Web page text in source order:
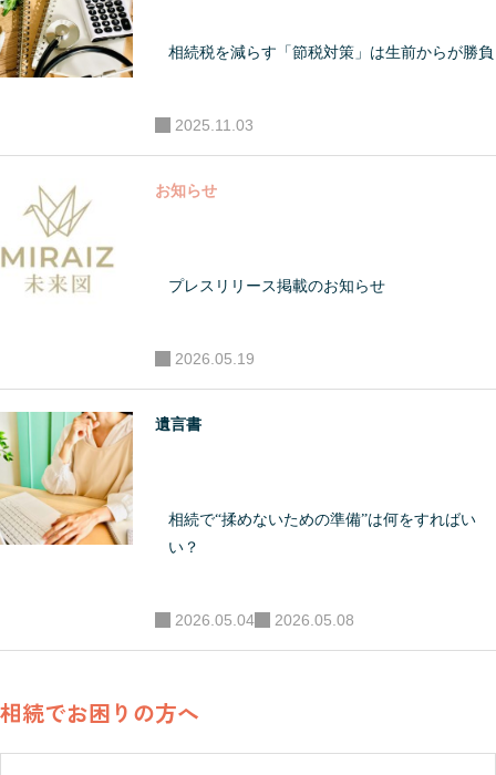
般向け相続セミナーのほ
養成講座を開講。全国の
相続に関わる専門家の教
生命、オリックス生命、
命等、講演実績多数。 ●
事業展開・将来計画 2024
イズの研修講師として事
フランチャイズ化。FC本
部として自社だけでなく
成し、並走して実務支援
相続税を減らす「節税対策」は生前からが勝負
2025.11.03
お知らせ
プレスリリース掲載のお知らせ
2026.05.19
遺言書
相続で“揉めないための準備”は何をすればい
い？
2026.05.04 2026.05.08
相続でお困りの方へ